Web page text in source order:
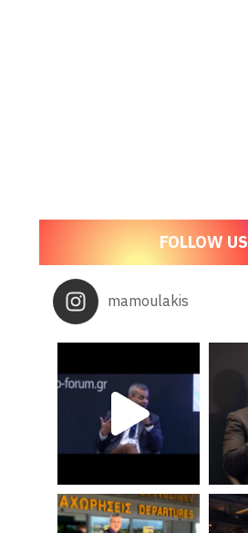
mamoulakis
FOLLOW US